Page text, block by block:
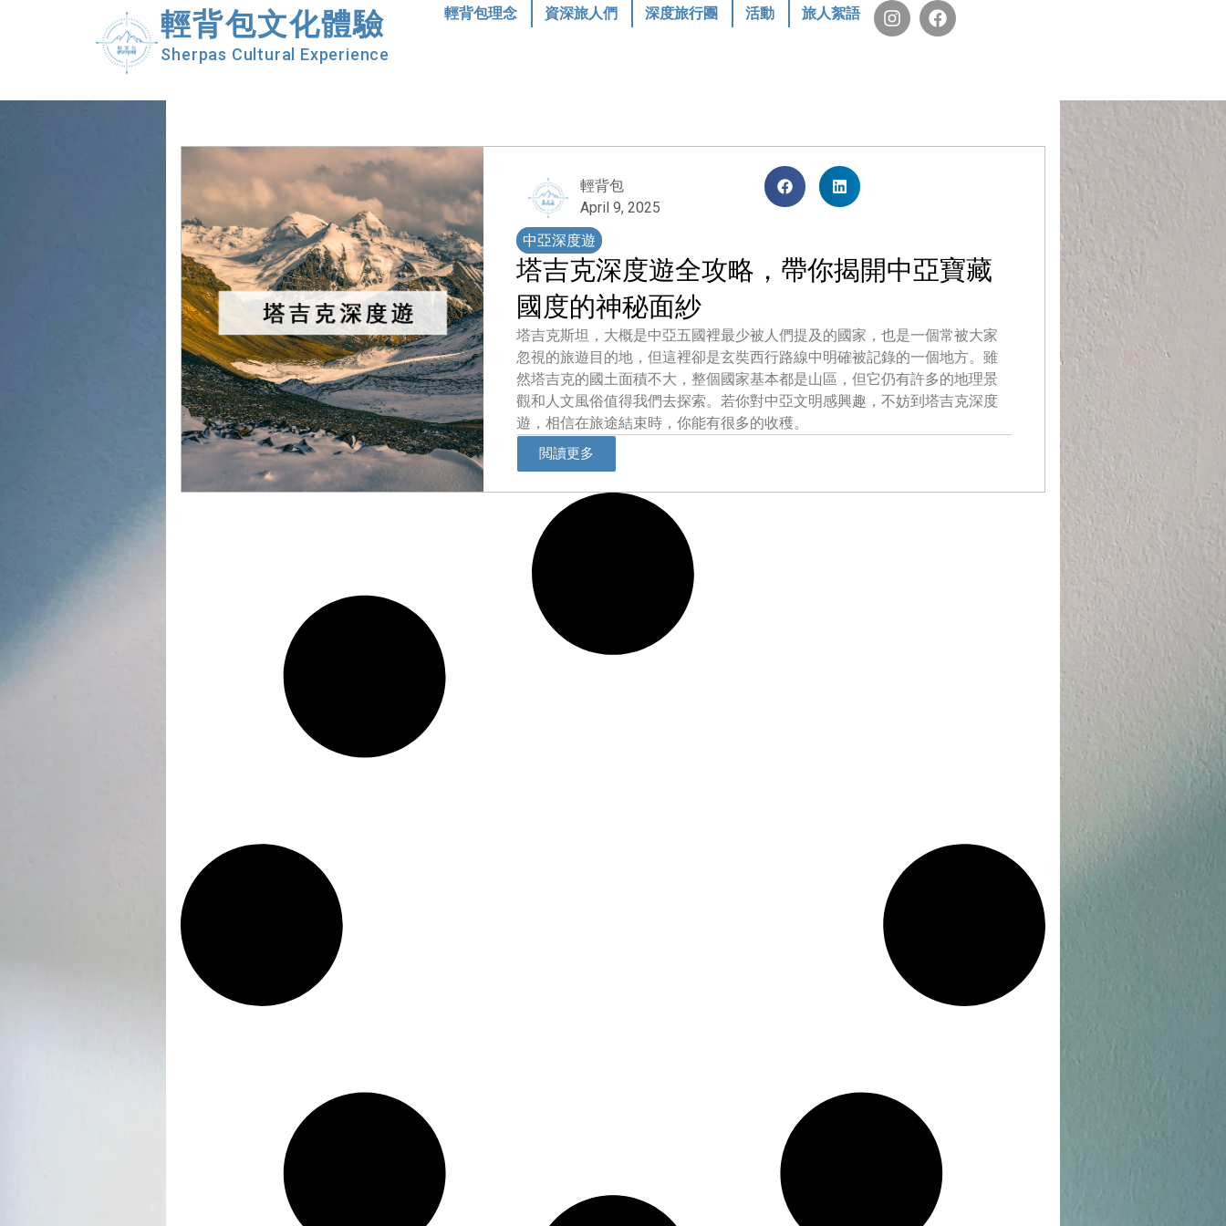
輕背包文化體驗
Sherpas Cultural Experience
輕背包理念 資深旅人們 深度旅行團 活動 旅人絮語
輕背包
April 9, 2025
中亞深度遊
塔吉克深度遊全攻略，帶你揭開中亞寶藏
國度的神秘面紗
塔吉克斯坦，大概是中亞五國裡最少被人們提及的國家，也是一個常被大家
忽視的旅遊目的地，但這裡卻是玄奘西行路線中明確被記錄的一個地方。雖
然塔吉克的國土面積不大，整個國家基本都是山區，但它仍有許多的地理景
觀和人文風俗值得我們去探索。若你對中亞文明感興趣，不妨到塔吉克深度
遊，相信在旅途結束時，你能有很多的收穫。
閲讀更多